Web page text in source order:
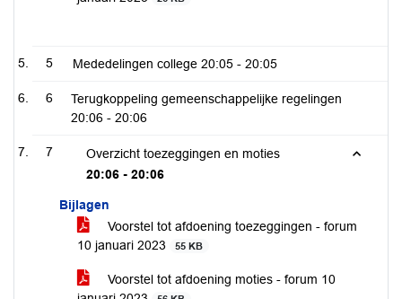
5 Mededelingen college 20:05 - 20:05
6
Terugkoppeling gemeenschappelijke regelingen
20:06 - 20:06
7
Overzicht toezeggingen en moties
20:06 - 20:06
Bijlagen
Voorstel tot afdoening toezeggingen - forum
10 januari 2023
55 KB
Voorstel tot afdoening moties - forum 10